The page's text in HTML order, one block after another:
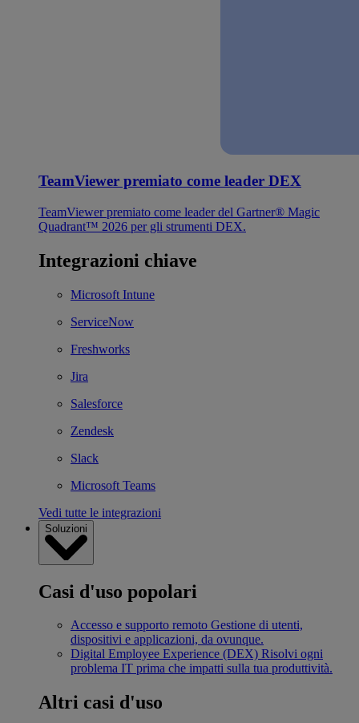
TeamViewer premiato come leader DEX
TeamViewer premiato come leader del Gartner® Magic
Quadrant™ 2026 per gli strumenti DEX.
Integrazioni chiave
Microsoft Intune
ServiceNow
Freshworks
Jira
Salesforce
Zendesk
Slack
Microsoft Teams
Vedi tutte le integrazioni
Soluzioni
Casi d'uso popolari
Accesso e supporto remoto Gestione di utenti,
dispositivi e applicazioni, da ovunque.
Digital Employee Experience (DEX) Risolvi ogni
problema IT prima che impatti sulla tua produttività.
Altri casi d'uso